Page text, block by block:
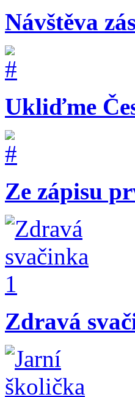
Návštěva
Ukliďme
Ze zápisu
Zdravá